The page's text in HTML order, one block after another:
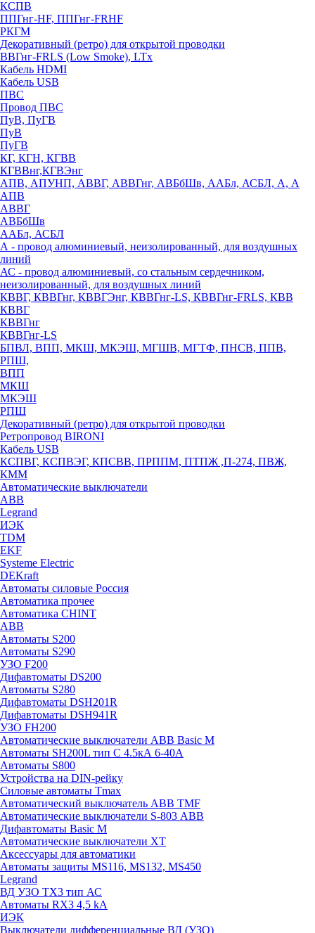
КСПВ
ППГнг-HF, ППГнг-FRHF
РКГМ
Декоративный (ретро) для открытой проводки
ВВГнг-FRLS (Low Smoke), LTx
Кабель HDMI
Кабель USB
ПВС
Провод ПВС
ПуВ, ПуГВ
ПуВ
ПуГВ
КГ, КГН, КГВВ
КГВВнг,КГВЭнг
АПВ, АПУНП, АВВГ, АВВГнг, АВБбШв, ААБл, АСБЛ, А, А
АПВ
АВВГ
АВБбШв
ААБл, АСБЛ
А - провод алюминиевый, неизолированный, для воздушных
линий
АС - провод алюминиевый, со стальным сердечником,
неизолированный, для воздушных линий
КВВГ, КВВГнг, КВВГЭнг, КВВГнг-LS, КВВГнг-FRLS, КВВ
КВВГ
КВВГнг
КВВГнг-LS
БПВЛ, ВПП, МКШ, МКЭШ, МГШВ, МГТФ, ПНСВ, ППВ,
РПШ,
ВПП
МКШ
МКЭШ
РПШ
Декоративный (ретро) для открытой проводки
Ретропровод BIRONI
Кабель USB
КСПВГ, КСПВЭГ, КПСВВ, ПРППМ, ПТПЖ ,П-274, ПВЖ,
КММ
Автоматические выключатели
ABB
Legrand
ИЭК
TDM
EKF
Systeme Electric
DEKraft
Автоматы силовые Россия
Автоматика прочее
Автоматика CHINT
ABB
Автоматы S200
Автоматы S290
УЗО F200
Дифавтоматы DS200
Автоматы S280
Дифавтоматы DSH201R
Дифавтоматы DSH941R
УЗО FH200
Автоматические выключатели ABB Basic M
Автоматы SH200L тип С 4.5кА 6-40А
Автоматы S800
Устройства на DIN-рейку
Силовые автоматы Tmax
Автоматический выключатель ABB TMF
Автоматические выключатели S-803 АВВ
Дифавтоматы Basic M
Автоматические выключатели XT
Аксессуары для автоматики
Автоматы защиты MS116, MS132, MS450
Legrand
ВД УЗО TX3 тип АС
Автоматы RX3 4,5 kA
ИЭК
Выключатели дифференциальные ВД (УЗО)